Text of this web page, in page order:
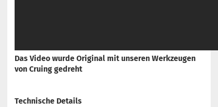
Das Video wurde Original mit unseren Werkzeugen
von Cruing gedreht
Technische Details